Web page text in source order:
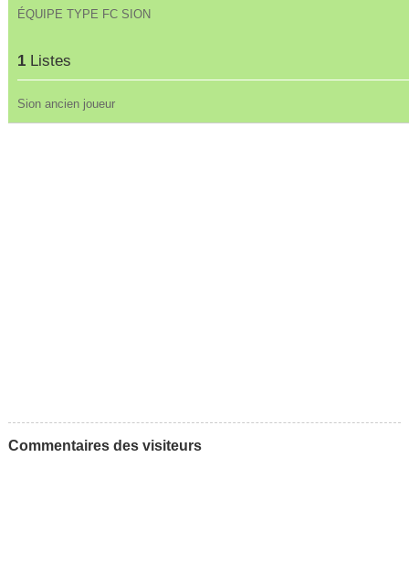
ÉQUIPE TYPE FC SION
1Listes
Sion ancien joueur
Commentaires des visiteurs